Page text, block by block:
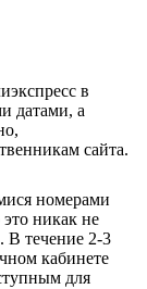
в
датами, а
сайта.
номерами
никак не
В течение 2-3
кабинете
для